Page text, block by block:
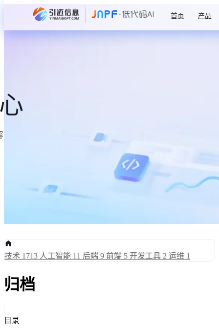
首页 产品
技术 1713 人工智能 11 后端 9 前端 5 开发工具 2 运维 1
归档
目录